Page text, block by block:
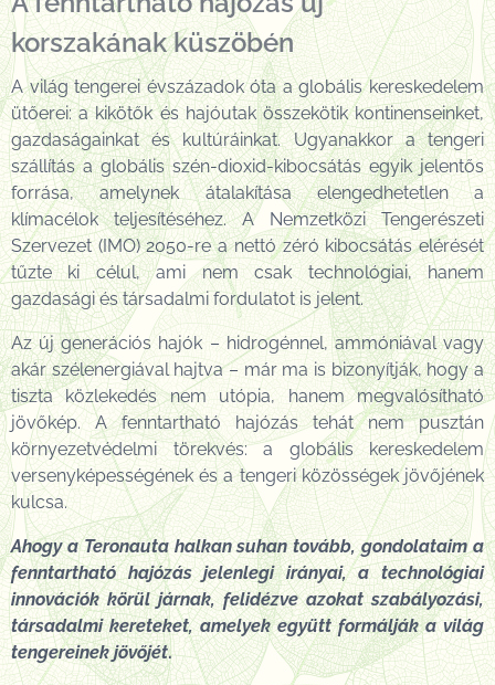
korszakának küszöbén
A világ tengerei évszázadok óta a globális kereskedelem
ütőerei: a kikötők és hajóutak összekötik kontinenseinket,
gazdaságainkat és kultúráinkat. Ugyanakkor a tengeri
szállítás a globális szén-dioxid-kibocsátás egyik jelentős
forrása, amelynek átalakítása elengedhetetlen a
klímacélok teljesítéséhez. A Nemzetközi Tengerészeti
Szervezet (IMO) 2050-re a nettó zéró kibocsátás elérését
tűzte ki célul, ami nem csak technológiai, hanem
gazdasági és társadalmi fordulatot is jelent.
Az új generációs hajók – hidrogénnel, ammóniával vagy
akár szélenergiával hajtva – már ma is bizonyítják, hogy a
tiszta közlekedés nem utópia, hanem megvalósítható
jövőkép. A fenntartható hajózás tehát nem pusztán
környezetvédelmi törekvés: a globális kereskedelem
versenyképességének és a tengeri közösségek jövőjének
kulcsa.
Ahogy a Teronauta halkan suhan tovább, gondolataim a
fenntartható hajózás jelenlegi irányai, a technológiai
innovációk körül járnak, felidézve azokat szabályozási,
társadalmi kereteket, amelyek együtt formálják a világ
tengereinek jövőjét.